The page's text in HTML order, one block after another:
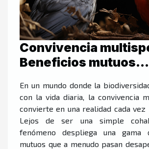
Convivencia
Beneficios mutuos
En un mundo donde la
con la vida diaria, la convivencia
convierte en una realidad cada vez
Lejos de ser una simple
fenómeno despliega una gama
mutuos que a menudo pasan